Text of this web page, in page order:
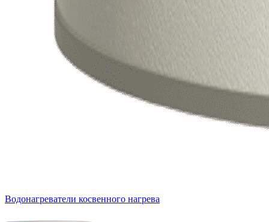
Водонагреватели косвенного нагрева